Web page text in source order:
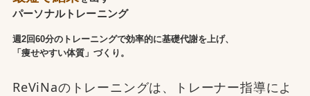
パーソナルトレーニング
週2回60分のトレーニングで効率的に基礎代謝を上げ、
「痩せやすい体質」づくり。
ReViNaのトレーニングは、トレーナー指導によ